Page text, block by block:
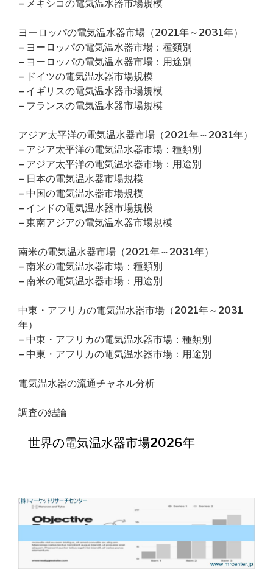
– メキシコの電気温水器市場規模
ヨーロッパの電気温水器市場（2021年～2031年）
– ヨーロッパの電気温水器市場：種類別
– ヨーロッパの電気温水器市場：用途別
– ドイツの電気温水器市場規模
– イギリスの電気温水器市場規模
– フランスの電気温水器市場規模
アジア太平洋の電気温水器市場（2021年～2031年）
– アジア太平洋の電気温水器市場：種類別
– アジア太平洋の電気温水器市場：用途別
– 日本の電気温水器市場規模
– 中国の電気温水器市場規模
– インドの電気温水器市場規模
– 東南アジアの電気温水器市場規模
南米の電気温水器市場（2021年～2031年）
– 南米の電気温水器市場：種類別
– 南米の電気温水器市場：用途別
中東・アフリカの電気温水器市場（2021年～2031
年）
– 中東・アフリカの電気温水器市場：種類別
– 中東・アフリカの電気温水器市場：用途別
電気温水器の流通チャネル分析
調査の結論
世界の電気温水器市場2026年